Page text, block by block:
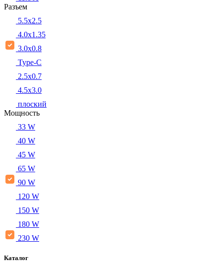
Разъем
5.5x2.5
4.0x1.35
3.0x0.8
Type-C
2.5x0.7
4.5x3.0
плоский
Мощность
33 W
40 W
45 W
65 W
90 W
120 W
150 W
180 W
230 W
Каталог